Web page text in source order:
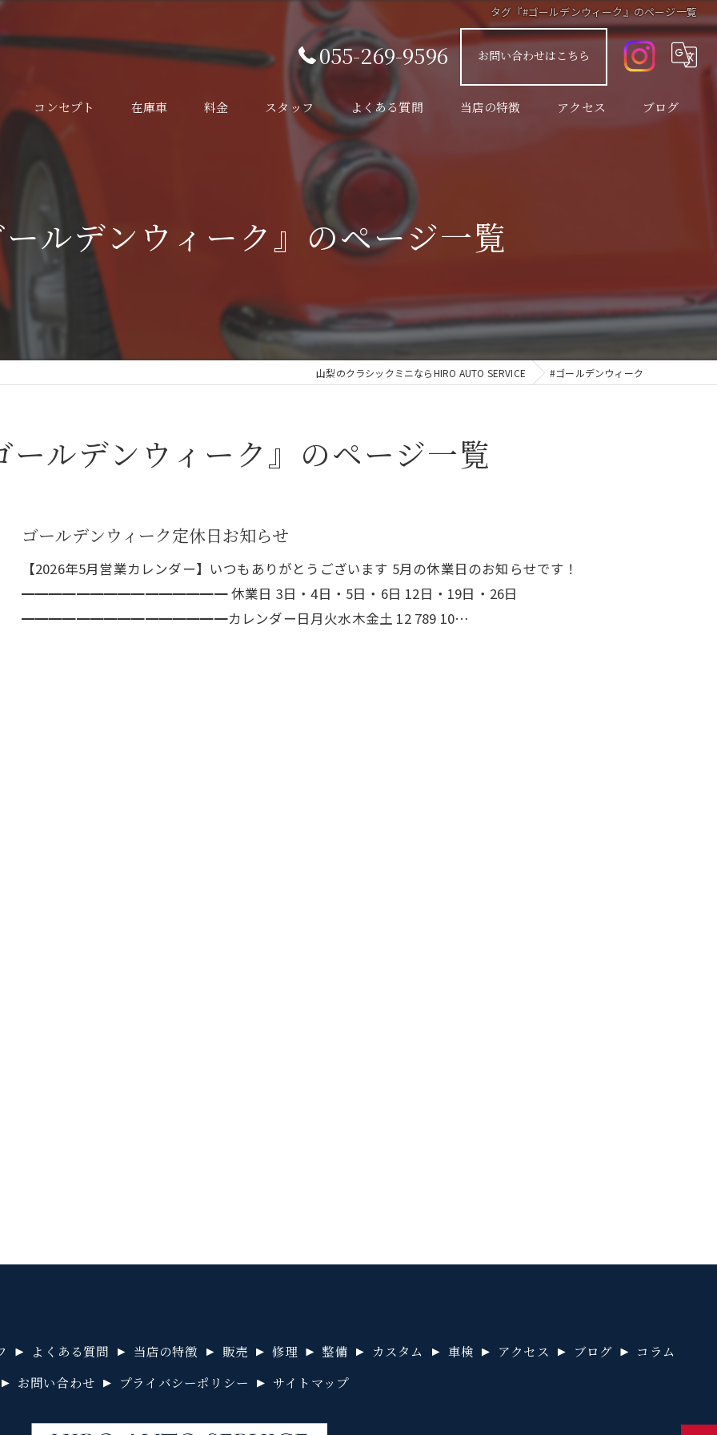
タグ『#ゴールデンウィーク』のページ一覧
055-269-9596 お問い合わせはこちら
コンセプト 在庫車 料金 スタッフ よくある質問 当店の特徴
整備
車検
アクセス ブログ
ルデンウィーク』のページ一覧
山梨のクラシックミニならHIRO AUTO SERVICE #ゴールデンウィーク
ールデンウィーク』のページ一覧
ゴールデンウィーク定休日お知らせ
【2026年5月営業カレンダー】いつもありがとうございます 5月の休業日のお知らせです！
━━━━━━━━━━━━━━━ 休業日 3日・4日・5日・6日 12日・19日・26日
━━━━━━━━━━━━━━━カレンダー日月火水木金土 12 789 10…
よくある質問 当店の特徴 販売 修理 整備 カスタム 車検 アクセス ブログ
コラム
お問い合わせ
プライバシーポリシー サイトマップ